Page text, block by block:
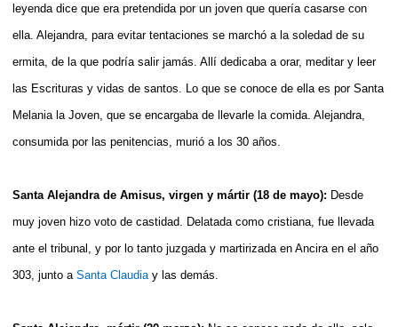
leyenda dice que era pretendida por un joven que quería casarse con
ella. Alejandra, para evitar tentaciones se marchó a la soledad de su
ermita, de la que podría salir jamás. Allí dedicaba a orar, meditar y leer
las Escrituras y vidas de santos. Lo que se conoce de ella es por Santa
Melania la Joven, que se encargaba de llevarle la comida. Alejandra,
consumida por las penitencias, murió a los 30 años.
Santa Alejandra de Amisus, virgen y mártir (18 de mayo): Desde
muy joven hizo voto de castidad. Delatada como cristiana, fue llevada
ante el tribunal, y por lo tanto juzgada y martirizada en Ancira en el año
303, junto a Santa Claudia y las demás.